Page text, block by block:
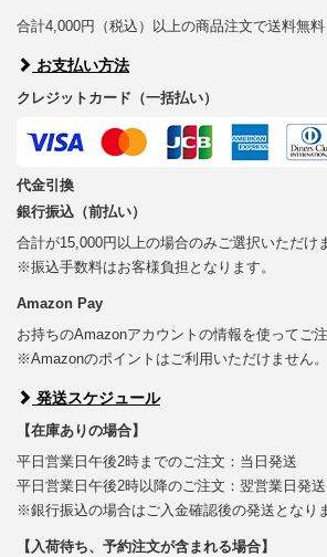
合計4,000円（税込）以上の商品注文で送料無料
お支払い方法
クレジットカード（一括払い）
代金引換
銀行振込（前払い）
合計が15,000円以上の場合のみご選択いただけ
※振込手数料はお客様負担となります。
Amazon Pay
お持ちのAmazonアカウントの情報を使ってご
※Amazonのポイントはご利用いただけません。
発送スケジュール
【在庫ありの場合】
平日営業日午後2時までのご注文：当日発送
平日営業日午後2時以降のご注文：翌営業日発送
※銀行振込の場合はご入金確認後の発送となり
【入荷待ち、予約注文が含まれる場合】